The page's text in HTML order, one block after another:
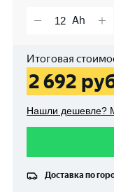
Итоговая
2 692
Нашли дешевле?
Доставка по